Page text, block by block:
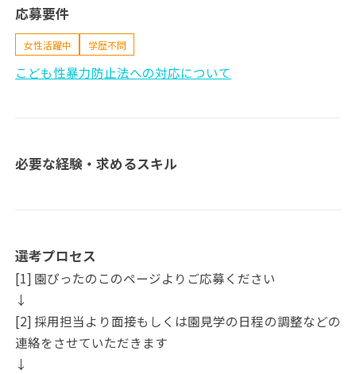
応募要件
女性活躍中 学歴不問
こども性暴力防止法への対応について
必要な経験・求めるスキル
選考プロセス
[1] 園ぴったのこのページよりご応募ください
↓
[2] 採用担当より面接もしくは園見学の日程の調整などの
連絡をさせていただきます
↓